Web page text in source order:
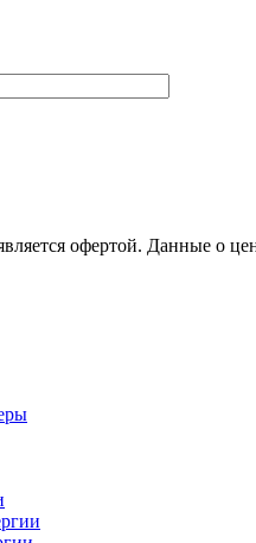
офертой. Данные о